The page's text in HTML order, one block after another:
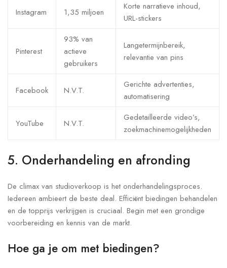
Instagram 1,35 miljoen
Korte narratieve inhoud,
URL-stickers
Pinterest
93% van
actieve
gebruikers
Langetermijnbereik,
relevantie van pins
Facebook N.V.T.
Gerichte advertenties,
automatisering
YouTube N.V.T.
Gedetailleerde video’s,
zoekmachinemogelijkheden
5. Onderhandeling en afronding
De climax van studioverkoop is het onderhandelingsproces.
Iedereen ambieert de beste deal. Efficiënt biedingen behandelen
en de topprijs verkrijgen is cruciaal. Begin met een grondige
voorbereiding en kennis van de markt.
Hoe ga je om met biedingen?